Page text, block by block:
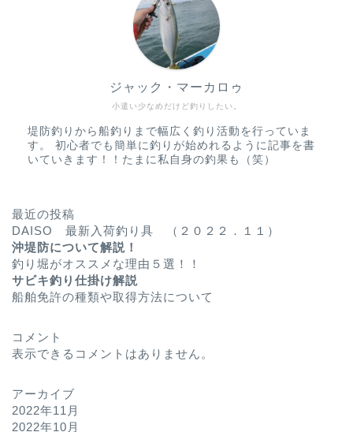
小遣い少なめだけど釣りしたい。
ジャック・マーカロゥ
堤防釣りから船釣りまで幅広く釣り活動を行っていま
す。 初心者でも簡単に釣りが始めれるように記事を書
いていきます！！たまに私自身の釣果も（笑）
最近の投稿
DAISO 最新入荷釣り具 （２０２２．１１）
沖堤防について解説！
釣り堀がオススメな理由５選！！
サビキ釣り仕掛け解説
船舶免許の種類や取得方法について
コメント
表示できるコメントはありません。
アーカイブ
2022年11月
2022年10月